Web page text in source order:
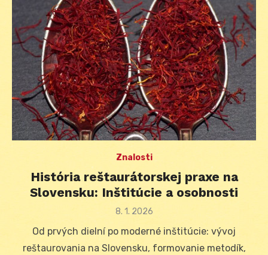
Znalosti
História reštaurátorskej praxe na
Slovensku: Inštitúcie a osobnosti
Posted
8. 1. 2026
Od prvých dielní po moderné inštitúcie: vývoj
reštaurovania na Slovensku, formovanie metodík,